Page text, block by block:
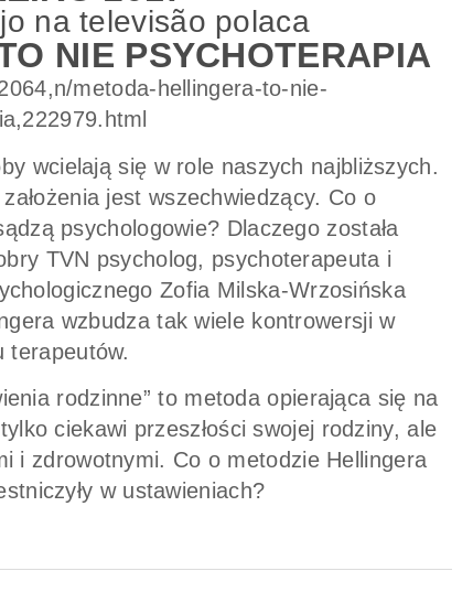
na televisão polaca
NIE PSYCHOTERAPIA
metoda-hellingera-to-nie-
wcielają się w role naszych najbliższych.
jest wszechwiedzący. Co o
psychologowie? Dlaczego została
TVN psycholog, psychoterapeuta i
Zofia Milska-Wrzosińska
wzbudza tak wiele kontrowersji w
terapeutów.
rodzinne” to metoda opierająca się na
ciekawi przeszłości swojej rodziny, ale
i zdrowotnymi. Co o metodzie Hellingera
w ustawieniach?